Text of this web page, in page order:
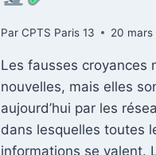
Par CPTS Paris 13 20 mars
Les fausses croyances
nouvelles, mais elles
aujourd’hui par les
dans lesquelles toutes
informations se valent.